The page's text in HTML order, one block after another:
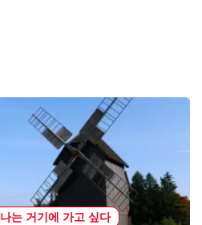
나는 거기에 가고 싶다